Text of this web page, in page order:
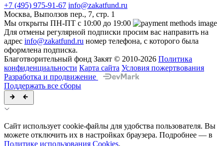
+7 (495) 975-91-67 info@zakatfund.ru
Москва, Выползов пер., 7, стр. 1
Мы открыты ПН-ПТ с 10:00 до 19:00
Для отмены регулярной подписки просим вас направить на
адрес info@zakatfund.ru номер телефона, с которого была
оформлена подписка.
Благотворительный фонд Закят © 2010-2026 Политика
конфиденциальности Карта сайта Условия пожертвования
Разработка и продвижение
Поддержать все сборы
Сайт использует cookie-файлы для удобства пользователя. Вы
можете отключить их в настройках браузера. Подробнее — в
Политике использования Cookies.